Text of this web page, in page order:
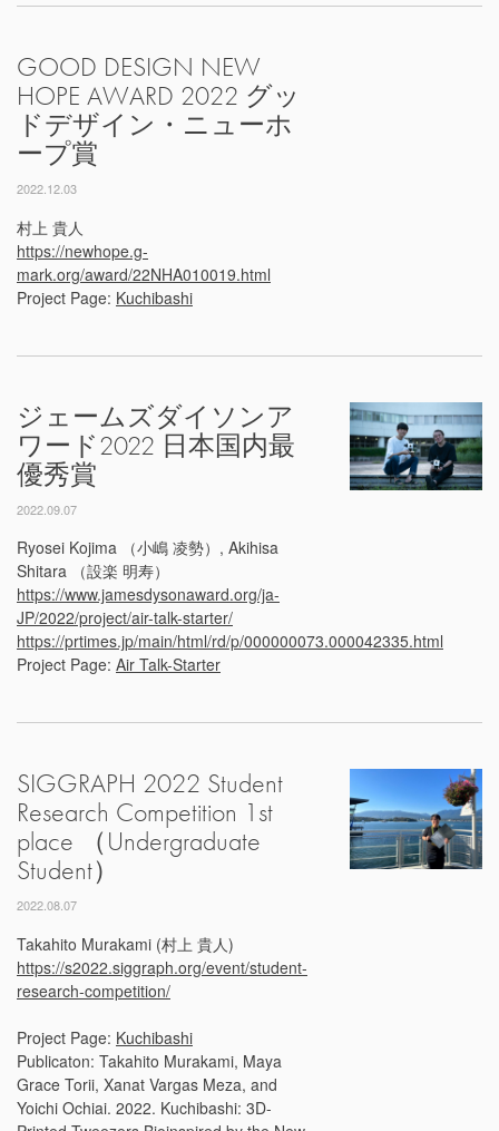
GOOD DESIGN NEW
HOPE AWARD 2022 グッ
ドデザイン・ニューホ
ープ賞
2022.12.03
村上 貴人
https://newhope.g-
mark.org/award/22NHA010019.html
Project Page: Kuchibashi
ジェームズダイソンア
ワード2022 日本国内最
優秀賞
2022.09.07
Ryosei Kojima （小嶋 凌勢）, Akihisa
Shitara （設楽 明寿）
https://www.jamesdysonaward.org/ja-
JP/2022/project/air-talk-starter/
https://prtimes.jp/main/html/rd/p/000000073.000042335.html
Project Page: Air Talk-Starter
SIGGRAPH 2022 Student
Research Competition 1st
place （Undergraduate
Student）
2022.08.07
Takahito Murakami (村上 貴人)
https://s2022.siggraph.org/event/student-
research-competition/
Project Page: Kuchibashi
Publicaton: Takahito Murakami, Maya
Grace Torii, Xanat Vargas Meza, and
Yoichi Ochiai. 2022. Kuchibashi: 3D-